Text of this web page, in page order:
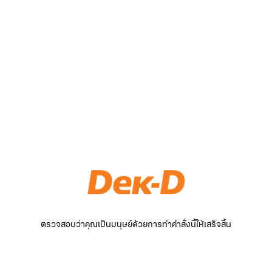
ตรวจสอบว่าคุณเป็นมนุษย์ด้วยการทำคำสั่งนี้ให้เสร็จสิ้น